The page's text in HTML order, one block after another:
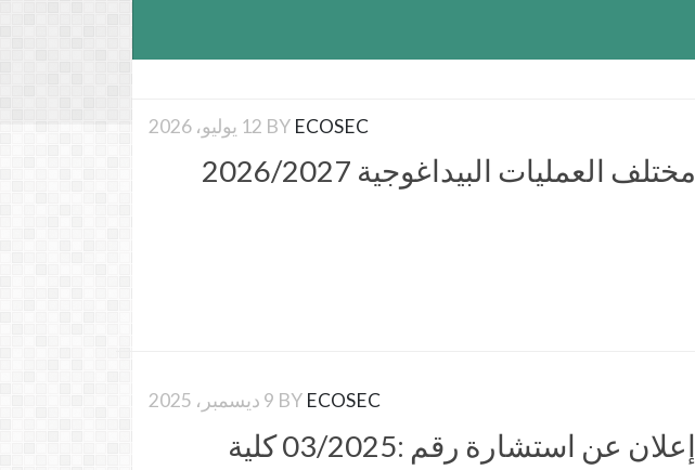
12 يوليو، 2026 BY ECOSEC
مختلف العمليات البيداغوجية 2026/2027
9 ديسمبر، 2025 BY ECOSEC
إعلان عن استشارة رقم :03/2025 كلية